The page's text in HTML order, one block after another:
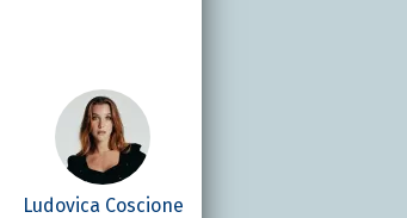
Ludovica Coscione